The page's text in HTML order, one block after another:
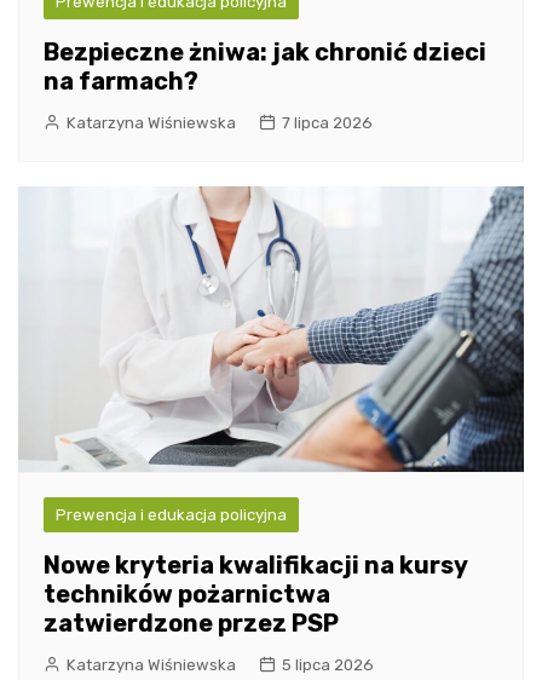
Bezpieczne żniwa: jak chronić dzieci
na farmach?
Katarzyna Wiśniewska 7 lipca 2026
Prewencja i edukacja policyjna
Nowe kryteria kwalifikacji na kursy
techników pożarnictwa
zatwierdzone przez PSP
Katarzyna Wiśniewska 5 lipca 2026